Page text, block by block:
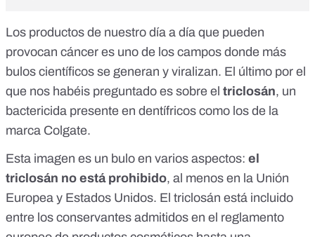
Los productos de nuestro día a día que pueden
provocan cáncer es uno de los campos donde más
bulos científicos se generan y viralizan. El último por el
que nos habéis preguntado es sobre el triclosán, un
bactericida presente en dentífricos como los de la
marca Colgate.
Esta imagen es un bulo en varios aspectos: el
triclosán no está prohibido, al menos en la Unión
Europea y Estados Unidos. El triclosán está incluido
entre los conservantes admitidos en el reglamento